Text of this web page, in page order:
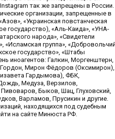
так же запрещены в России.
организации, запрещенные в
«Украинская повстанческая
государство), «Аль-Каида», «УНА-
народа», «Свидетели
«Исламская группа»,
государство», «Штабы
иноагентов: Галкин, Моргенштерн,
Мирон Фёдоров (Оксимирон),
Гардымова), ФБК,
Медуза, Верзилов,
Быков, Шац, Глуховский,
Варламов, Прусикин и другие.
находящихся под судебным
на сайте Минюста РФ.